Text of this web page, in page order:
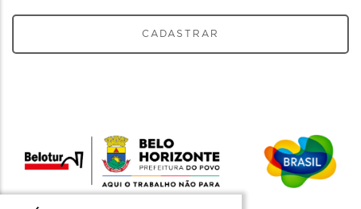
CADASTRAR